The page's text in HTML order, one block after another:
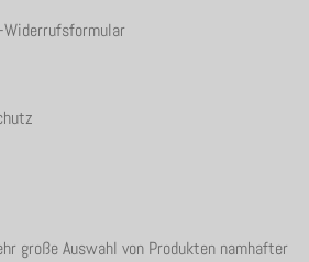
große Auswahl von Produkten namhafter